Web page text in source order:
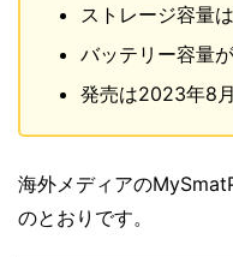
ストレージ容量
バッテリー容量
発売は2023年8
海外メディアの
のとおりです。